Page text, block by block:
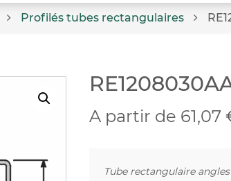
Profilés tubes rectangulaires
A partir de 61,07
Tube rectangulaire